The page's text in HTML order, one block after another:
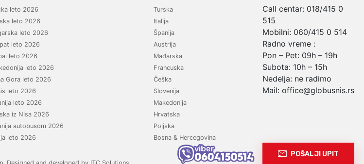
leto 2026
leto 2026
leto 2026
leto 2026
leto 2026
leto 2026
Gora leto 2026
leto 2026
leto 2026
iz Nisa 2026
autobusom 2026
leto 2026
Turska
Italija
Španija
Austrija
Mađarska
Francuska
Češka
Slovenija
Makedonija
Hrvatska
Poljska
Bosna & Hercegovina
Call centar: 018/415 0
515
Mobilni: 060/415 0 514
Radno vreme :
Pon – Pet: 09h – 19h
Subota: 10h – 15h
Nedelja: ne radimo
Mail: office@globusnis.rs
,